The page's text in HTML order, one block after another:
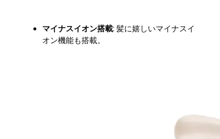
マイナスイオン搭載: 髪に嬉しいマイナスイ
オン機能も搭載。